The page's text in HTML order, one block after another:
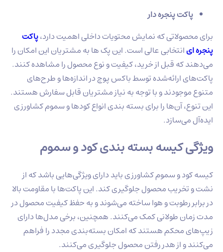
پنجره‌ دار
که نمایش محتویات داخلی اهمیت دارد،پاکت
انتخابی عالی است. این پک ها به مشتریان این امکان را
قبل از خرید، کیفیت و نوع محصول را مشاهده کنند.
ارائه‌شده توسط باکس پوچ در اندازه‌ها و طرح‌های
و با توجه به نیاز مشتریان قابل سفارش هستند.
آن‌ها را برای بسته‌ بندی انواع کودها و سموم کشاورزی
کیسه بسته بندی کود و سموم
و سموم کشاورزی باید دارای ویژگی‌هایی باشد که از
محصول جلوگیری کند. این پاکت‌ها با مقاومت بالا
رطوبت و هوا ساخته می‌شوند و به حفظ کیفیت محصول در
طولانی کمک می‌کنند. همچنین، برخی مدل‌ها دارای
محکم هستند که امکان بسته‌بندی مجدد را فراهم
از هدر رفتن محصول جلوگیری می‌کنند.